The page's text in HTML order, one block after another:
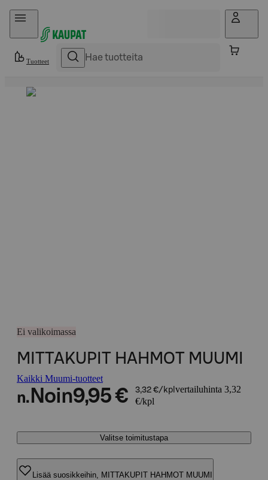
Hyppää sisältöön
Tuotteet
Ei valikoimassa
MITTAKUPIT HAHMOT MUUMI
Kaikki Muumi-tuotteet
n. Noin9,95 € 3,32 €/kpl vertailuhinta 3,32
€/kpl
Valitse toimitustapa
Lisää suosikkeihin, MITTAKUPIT HAHMOT MUUMI